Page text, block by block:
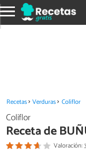
Recetas Verduras Coliflor
Coliflor
Receta de
Valoración: